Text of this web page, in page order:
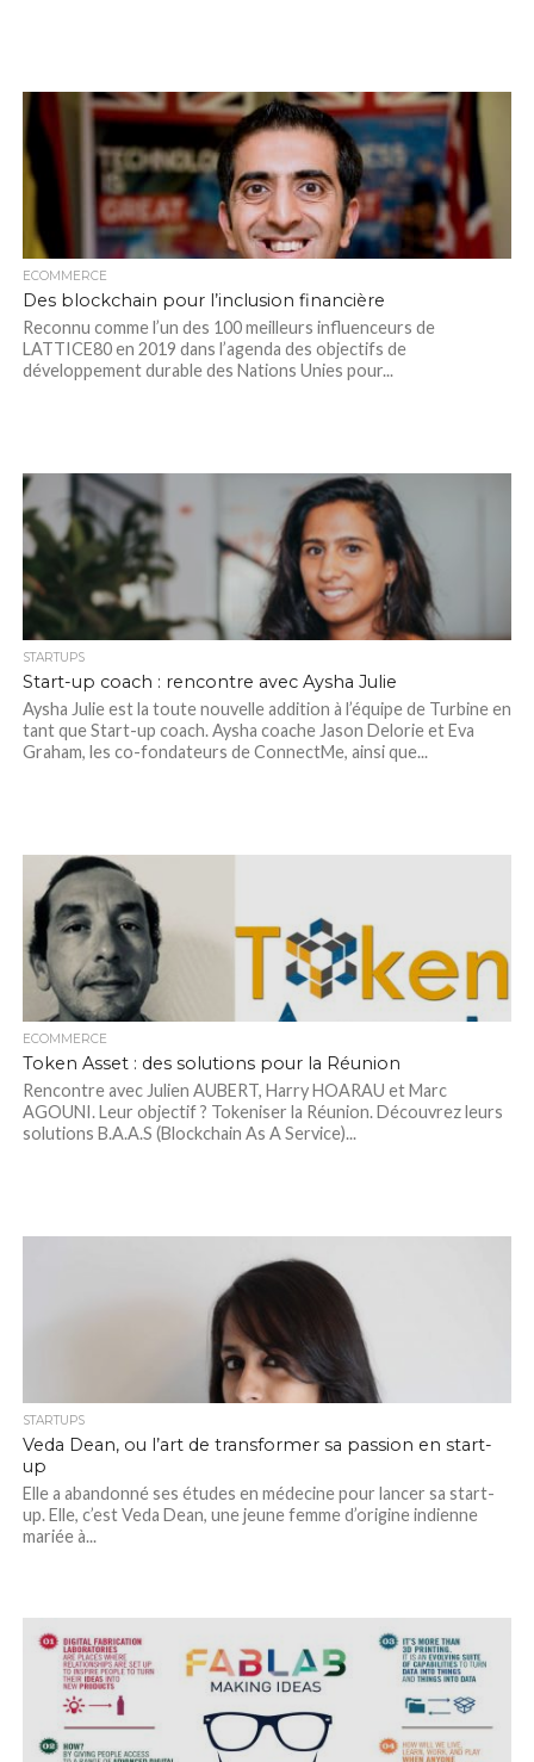
ECOMMERCE
Des blockchain pour l’inclusion financière
Reconnu comme l’un des 100 meilleurs influenceurs de
LATTICE80 en 2019 dans l’agenda des objectifs de
développement durable des Nations Unies pour...
STARTUPS
Start-up coach : rencontre avec Aysha Julie
Aysha Julie est la toute nouvelle addition à l’équipe de Turbine en
tant que Start-up coach. Aysha coache Jason Delorie et Eva
Graham, les co-fondateurs de ConnectMe, ainsi que...
ECOMMERCE
Token Asset : des solutions pour la Réunion
Rencontre avec Julien AUBERT, Harry HOARAU et Marc
AGOUNI. Leur objectif ? Tokeniser la Réunion. Découvrez leurs
solutions B.A.A.S (Blockchain As A Service)...
STARTUPS
Veda Dean, ou l’art de transformer sa passion en start-
up
Elle a abandonné ses études en médecine pour lancer sa start-
up. Elle, c’est Veda Dean, une jeune femme d’origine indienne
mariée à...